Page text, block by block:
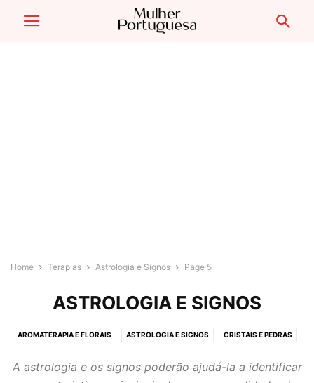
Home Terapias Astrologia e Signos Page 5
ASTROLOGIA E SIGNOS
AROMATERAPIA E FLORAIS ASTROLOGIA E SIGNOS CRISTAIS E PEDRAS
SONHOS E HIPNOTERAPIA TARÔT E ADIVINHAÇÃO TERAPIAS ORIENTAIS
A astrologia e os signos poderão ajudá-la a identificar